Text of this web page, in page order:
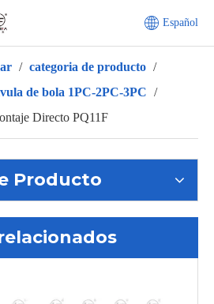
Español
/ categoria de producto /
de bola 1PC-2PC-3PC /
Directo PQ11F
Producto